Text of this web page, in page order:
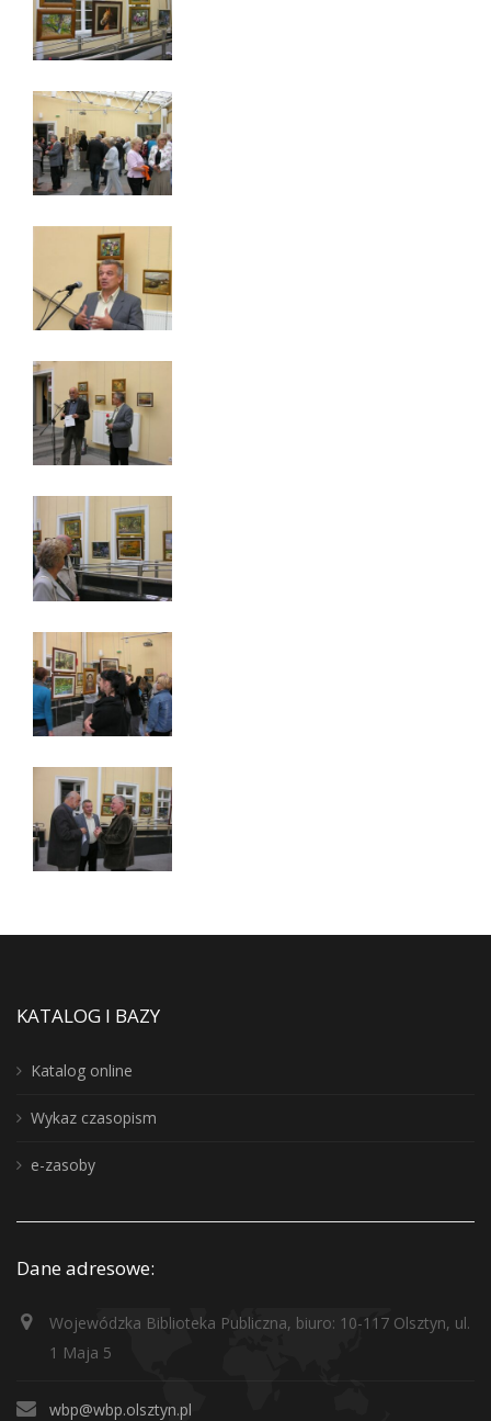
KATALOG I BAZY
Katalog online
Wykaz czasopism
e-zasoby
Dane adresowe:
Wojewódzka Biblioteka Publiczna, biuro: 10-117 Olsztyn, ul.
1 Maja 5
wbp@wbp.olsztyn.pl